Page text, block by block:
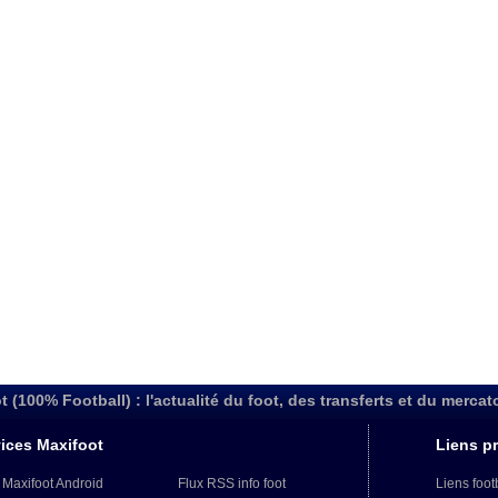
(100% Football) : l'actualité du foot, des transferts et du
Maxifoot
Android
Flux RSS info foot
Liens
Liens